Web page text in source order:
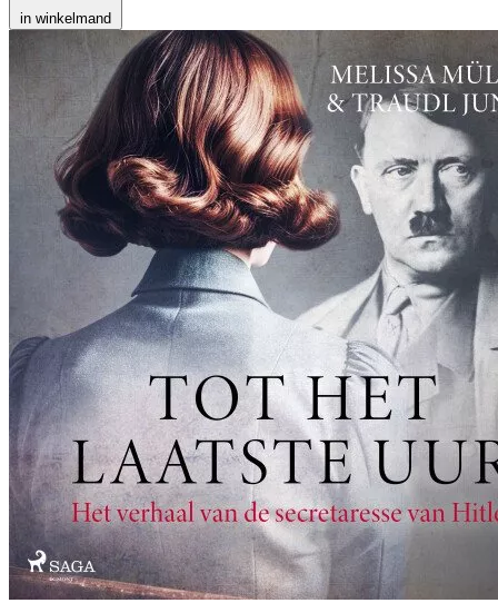
in winkelmand